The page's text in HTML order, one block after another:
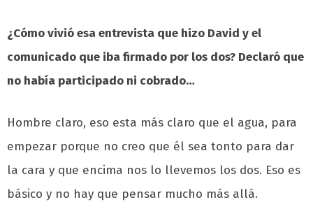
¿Cómo vivió esa entrevista que hizo David y el
comunicado que iba firmado por los dos? Declaró que
no había participado ni cobrado…
Hombre claro, eso esta más claro que el agua, para
empezar porque no creo que él sea tonto para dar
la cara y que encima nos lo llevemos los dos. Eso es
básico y no hay que pensar mucho más allá.